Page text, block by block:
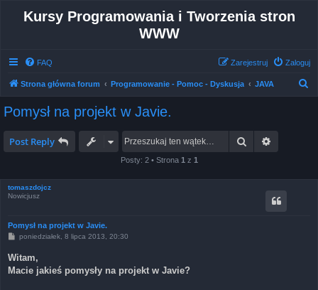
Kursy Programowania i Tworzenia stron
WWW
FAQ Zaloguj
Zarejestruj
Strona główna forum Programowanie - Pomoc - Dyskusja JAVA
Pomysł na projekt w Javie.
Post Reply Szukaj
Posty: 2 • Strona 1 z 1
tomaszdojcz
Nowicjusz
Pomysł na projekt w Javie.
P
s
t
poniedziałek, 8 lipca 2013, 20:30
Witam,
Macie jakieś pomysły na projekt w Javie?